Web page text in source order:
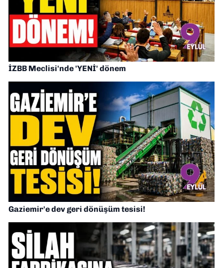
İZBB Meclisi'nde 'YENİ' dönem
Gaziemir'e dev geri dönüşüm tesisi!